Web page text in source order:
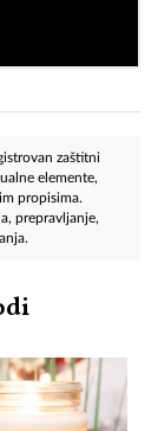
zaštitni
elemente,
propisima.
prepravljanje,